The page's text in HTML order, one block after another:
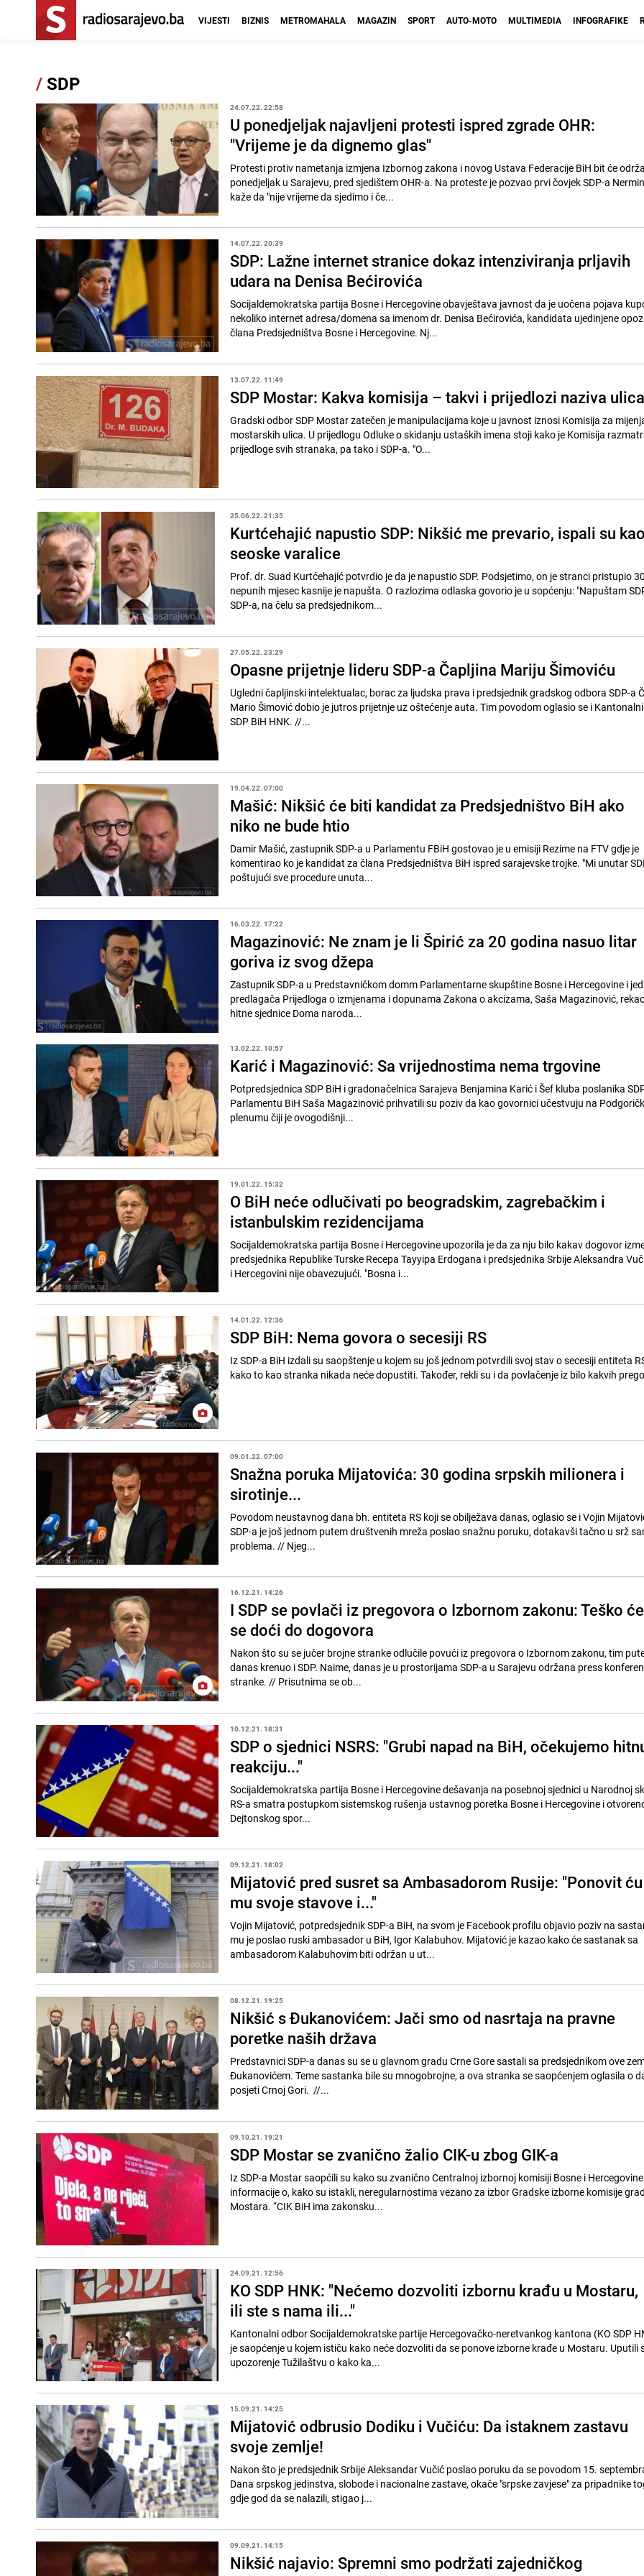
VIJESTI BIZNIS METROMAHALA MAGAZIN SPORT AUTO-MOTO MULTIMEDIA INFOGRAFIKE
/ SDP
24.07.22. 22:58
U ponedjeljak najavljeni protesti ispred zgrade OHR:
"Vrijeme je da dignemo glas"
Protesti protiv nametanja izmjena Izbornog zakona i novog Ustava Federacije BiH bit će
ponedjeljak u Sarajevu, pred sjedištem OHR-a. Na proteste je pozvao prvi čovjek SDP-a
kaže da "nije vrijeme da sjedimo i če...
14.07.22. 20:39
SDP: Lažne internet stranice dokaz intenziviranja prljavih
udara na Denisa Bećirovića
Socijaldemokratska partija Bosne i Hercegovine obavještava javnost da je uočena pojava
nekoliko internet adresa/domena sa imenom dr. Denisa Bećirovića, kandidata ujedinjene
člana Predsjedništva Bosne i Hercegovine. Nj...
13.07.22. 11:49
SDP Mostar: Kakva komisija – takvi i prijedlozi naziva ulica
Gradski odbor SDP Mostar zatečen je manipulacijama koje u javnost iznosi Komisija za
mostarskih ulica. U prijedlogu Odluke o skidanju ustaških imena stoji kako je Komisija
prijedloge svih stranaka, pa tako i SDP-a. "O...
25.06.22. 21:35
Kurtćehajić napustio SDP: Nikšić me prevario, ispali su kao
seoske varalice
Prof. dr. Suad Kurtćehajić potvrdio je da je napustio SDP. Podsjetimo, on je stranci pristupio
nepunih mjesec kasnije je napušta. O razlozima odlaska govorio je u sopćenju: "Napuštam
SDP-a, na čelu sa predsjednikom...
27.05.22. 23:29
Opasne prijetnje lideru SDP-a Čapljina Mariju Šimoviću
Ugledni čapljinski intelektualac, borac za ljudska prava i predsjednik gradskog odbora SDP-a
Mario Šimović dobio je jutros prijetnje uz oštećenje auta. Tim povodom oglasio se i
SDP BiH HNK. //...
19.04.22. 07:00
Mašić: Nikšić će biti kandidat za Predsjedništvo BiH ako
niko ne bude htio
Damir Mašić, zastupnik SDP-a u Parlamentu FBiH gostovao je u emisiji Rezime na FTV gdje je
komentirao ko je kandidat za člana Predsjedništva BiH ispred sarajevske trojke. "Mi unutar
poštujući sve procedure unuta...
16.03.22. 17:22
Magazinović: Ne znam je li Špirić za 20 godina nasuo litar
goriva iz svog džepa
Zastupnik SDP-a u Predstavničkom domm Parlamentarne skupštine Bosne i Hercegovine i
predlagača Prijedloga o izmjenama i dopunama Zakona o akcizama, Saša Magazinović,
hitne sjednice Doma naroda...
13.02.22. 10:57
Karić i Magazinović: Sa vrijednostima nema trgovine
Potpredsjednica SDP BiH i gradonačelnica Sarajeva Benjamina Karić i Šef kluba poslanika
Parlamentu BiH Saša Magazinović prihvatili su poziv da kao govornici učestvuju na
plenumu čiji je ovogodišnji...
19.01.22. 15:32
O BiH neće odlučivati po beogradskim, zagrebačkim i
istanbulskim rezidencijama
Socijaldemokratska partija Bosne i Hercegovine upozorila je da za nju bilo kakav dogovor
predsjednika Republike Turske Recepa Tayyipa Erdogana i predsjednika Srbije Aleksandra
i Hercegovini nije obavezujući. "Bosna i...
14.01.22. 12:36
SDP BiH: Nema govora o secesiji RS
Iz SDP-a BiH izdali su saopštenje u kojem su još jednom potvrdili svoj stav o secesiji entiteta
kako to kao stranka nikada neće dopustiti. Također, rekli su i da povlačenje iz bilo kakvih
09.01.22. 07:00
Snažna poruka Mijatovića: 30 godina srpskih milionera i
sirotinje...
Povodom neustavnog dana bh. entiteta RS koji se obilježava danas, oglasio se i Vojin
SDP-a je još jednom putem društvenih mreža poslao snažnu poruku, dotakavši tačno u srž
problema. // Njeg...
16.12.21. 14:26
I SDP se povlači iz pregovora o Izbornom zakonu: Teško će
se doći do dogovora
Nakon što su se jučer brojne stranke odlučile povući iz pregovora o Izbornom zakonu, tim
danas krenuo i SDP. Naime, danas je u prostorijama SDP-a u Sarajevu održana press
stranke. // Prisutnima se ob...
10.12.21. 18:31
SDP o sjednici NSRS: "Grubi napad na BiH, očekujemo
reakciju..."
Socijaldemokratska partija Bosne i Hercegovine dešavanja na posebnoj sjednici u Narodnoj
RS-a smatra postupkom sistemskog rušenja ustavnog poretka Bosne i Hercegovine i
Dejtonskog spor...
09.12.21. 18:02
Mijatović pred susret sa Ambasadorom Rusije: "Ponovit ću
mu svoje stavove i..."
Vojin Mijatović, potpredsjednik SDP-a BiH, na svom je Facebook profilu objavio poziv na
mu je poslao ruski ambasador u BiH, Igor Kalabuhov. Mijatović je kazao kako će sastanak sa
ambasadorom Kalabuhovim biti održan u ut...
08.12.21. 19:25
Nikšić s Đukanovićem: Jači smo od nasrtaja na pravne
poretke naših država
Predstavnici SDP-a danas su se u glavnom gradu Crne Gore sastali sa predsjednikom ove
Đukanovićem. Teme sastanka bile su mnogobrojne, a ova stranka se saopćenjem oglasila o
posjeti Crnoj Gori. //...
09.10.21. 19:21
SDP Mostar se zvanično žalio CIK-u zbog GIK-a
Iz SDP-a Mostar saopćili su kako su zvanično Centralnoj izbornoj komisiji Bosne i
informacije o, kako su istakli, neregularnostima vezano za izbor Gradske izborne komisije
Mostara. “CIK BiH ima zakonsku...
24.09.21. 12:56
KO SDP HNK: "Nećemo dozvoliti izbornu krađu u Mostaru,
ili ste s nama ili..."
Kantonalni odbor Socijaldemokratske partije Hercegovačko-neretvankog kantona (KO SDP
je saopćenje u kojem ističu kako neće dozvoliti da se ponove izborne krađe u Mostaru. Uputili
upozorenje Tužilaštvu o kako ka...
15.09.21. 14:25
Mijatović odbrusio Dodiku i Vučiću: Da istaknem zastavu
svoje zemlje!
Nakon što je predsjednik Srbije Aleksandar Vučić poslao poruku da se povodom 15.
Dana srpskog jedinstva, slobode i nacionalne zastave, okače "srpske zavjese" za pripadnike
gdje god da se nalazili, stigao j...
09.09.21. 14:15
Nikšić najavio: Spremni smo podržati zajedničkog